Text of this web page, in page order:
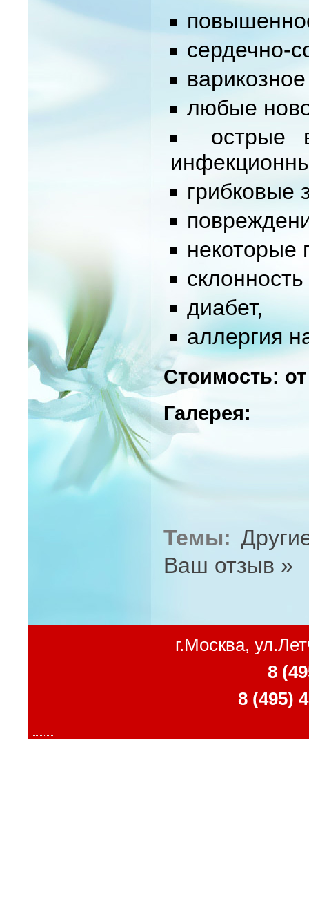
сердечно-
любые
острые
грибковые
некоторые
диабет,
аллергия
Стоимость:
Галерея:
Темы:
Ваш отзыв »
г.Москва,
8
8 (495)